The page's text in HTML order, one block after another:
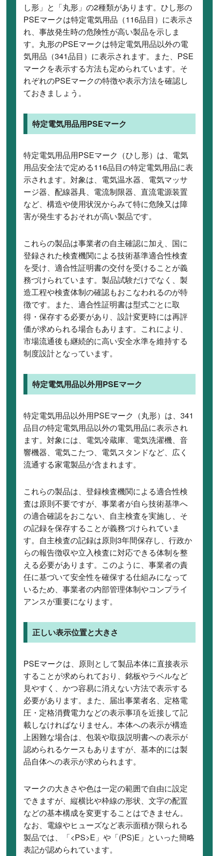
し形」と「丸形」の2種類があります。ひし形の
PSEマークは特定電気用品（116品目）に表示さ
れ、事故発生時の危険性が高い製品を示しま
す。丸形のPSEマークは特定電気用品以外の電
気用品（341品目）に表示されます。また、PSE
マークを表示する方法も定められています。そ
れぞれのPSEマークの特徴や表示方法を確認し
ておきましょう。
特定電気用品用PSEマーク
特定電気用品用PSEマーク（ひし形）は、電気
用品安全法で定める116品目の特定電気用品に表
示されます。対象は、電気温水器、電気マッサ
ージ器、配線器具、電流制限器、直流電源装置
など、構造や使用状況からみて特に危険又は障
害が発生するおそれが高い製品です。
これらの製品は事業者の自主確認に加え、国に
登録された検査機関による技術基準適合性検査
を受け、適合性証明書の交付を受けることが義
務づけられています。製品試験だけでなく、製
造工程や検査体制の確認もおこなわれるのが特
徴です。また、適合性証明書は型式ごとに取
得・保存する必要があり、設計変更時には再評
価が求められる場合もあります。これにより、
市場流通後も継続的に高い安全水準を維持する
制度設計となっています。
特定電気用品以外用PSEマーク
特定電気用品以外用PSEマーク（丸形）は、341
品目の特定電気用品以外の電気用品に表示され
ます。対象には、電気冷蔵庫、電気洗濯機、音
響機器、電気こたつ、電気スタンドなど、広く
流通する家電製品が含まれます。
これらの製品は、登録検査機関による適合性検
査は原則不要ですが、事業者が自ら技術基準へ
の適合確認をおこない、自主検査を実施し、そ
の記録を保存することが義務づけられていま
す。自主検査の記録は原則3年間保存し、行政か
らの報告徴収や立入検査に対応できる体制を整
える必要があります。このように、事業者の責
任に基づいて安全性を確保する仕組みになって
いるため、事業者の内部管理体制やコンプライ
アンスが重要になります。
正しい表示位置と大きさ
PSEマークは、原則として製品本体に直接表示
することが求められており、銘板やラベルなど
見やすく、かつ容易に消えない方法で表示する
必要があります。また、届出事業者名、定格電
圧・定格消費電力などの表示事項を近接して記
載しなければなりません。本体への表示が構造
上困難な場合は、包装や取扱説明書への表示が
認められるケースもありますが、基本的には製
品自体への表示が求められます。
マークの大きさや色は一定の範囲で自由に設定
できますが、縦横比や枠線の形状、文字の配置
などの基本構成を変更することはできません。
なお、電線やヒューズなど表示面積が限られる
製品では、「<PS>E」や「(PS)E」といった簡略
表記が認められています。